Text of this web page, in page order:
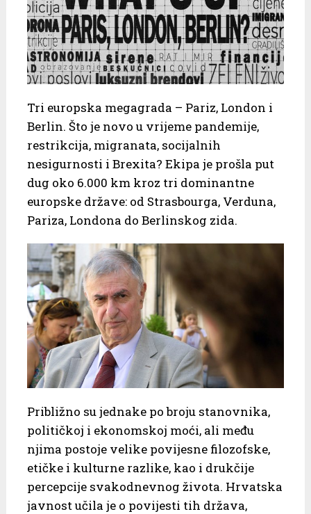
Tri europska megagrada – Pariz, London i
Berlin. Što je novo u vrijeme pandemije,
restrikcija, migranata, socijalnih
nesigurnosti i Brexita? Ekipa je prošla put
dug oko 6.000 km kroz tri dominantne
europske države: od Strasbourga, Verduna,
Pariza, Londona do Berlinskog zida.
Približno su jednake po broju stanovnika,
političkoj i ekonomskoj moći, ali među
njima postoje velike povijesne filozofske,
etičke i kulturne razlike, kao i drukčije
percepcije svakodnevnog života. Hrvatska
javnost učila je o povijesti tih država,